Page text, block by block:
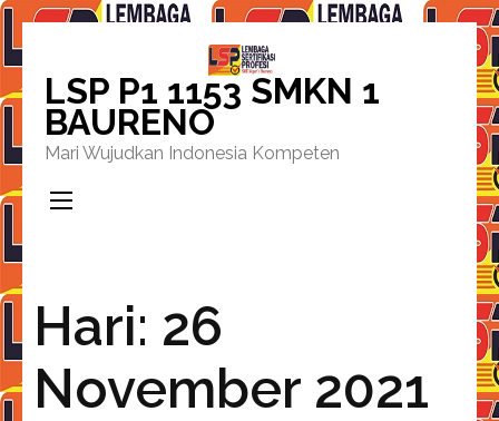
ke
konten
(Tekan
Enter)
LSP P1 1153 SMKN 1
BAURENO
Mari Wujudkan Indonesia Kompeten
Hari: 26
November 2021